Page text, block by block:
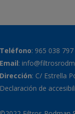
Teléfono: 965 038 797
Email:
Dirección: C/ Estrella
Declaración de